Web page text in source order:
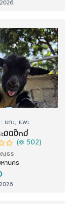
แกะ, แพะ
มินิปิ๊กมี่
( 502)
ธร
านคร